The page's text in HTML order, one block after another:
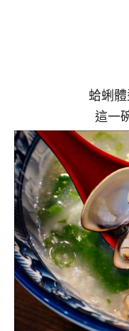
蛤蜊
這一